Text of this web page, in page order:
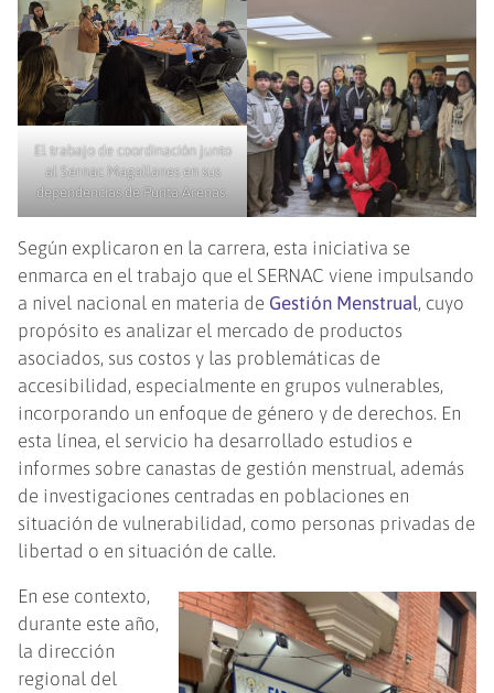
El trabajo de coordinación junto
al Sernac Magallanes en sus
dependencias de Punta Arenas.
Según explicaron en la carrera, esta iniciativa se
enmarca en el trabajo que el SERNAC viene impulsando
a nivel nacional en materia de Gestión Menstrual, cuyo
propósito es analizar el mercado de productos
asociados, sus costos y las problemáticas de
accesibilidad, especialmente en grupos vulnerables,
incorporando un enfoque de género y de derechos. En
esta línea, el servicio ha desarrollado estudios e
informes sobre canastas de gestión menstrual, además
de investigaciones centradas en poblaciones en
situación de vulnerabilidad, como personas privadas de
libertad o en situación de calle.
En ese contexto,
durante este año,
la dirección
regional del